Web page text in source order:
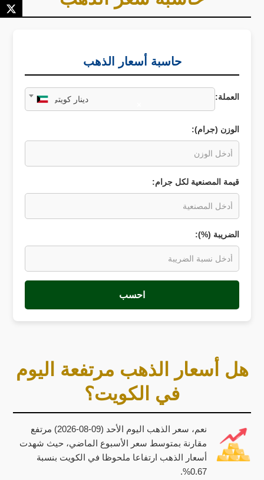
حاسبة أسعار الذهب
العملة:
دينار كويتي
الوزن (جرام):
قيمة المصنعية لكل جرام:
الضريبة (%):
احسب
هل أسعار الذهب مرتفعة اليوم
في الكويت؟
نعم، سعر الذهب اليوم الأحد (09-08-2026) مرتفع
مقارنة بمتوسط سعر الأسبوع الماضي، حيث شهدت
أسعار الذهب ارتفاعا ملحوظا في الكويت بنسبة
0.67%.